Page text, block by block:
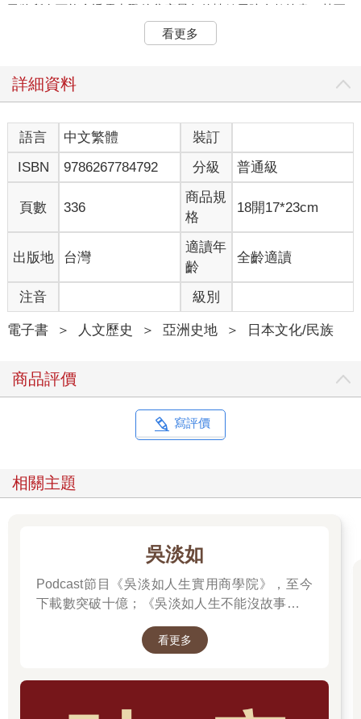
已將所有可能會透露出戰後貧窮景象的蛛絲馬跡全數抹盡，甚至
還將木質垃圾桶改換成具有現代感的塑膠材質。
在當年八月突然湧入大量來電。銀座的商家指出，當地的主要幹
警方派出偵查隊來到銀座，發現一些年輕男子穿著以皺皺的厚布
製成的襯衫，領尖有奇特的鈕釦扣住，西裝外套胸口處還多出多
餘的第三顆鈕釦，衣料上的格紋圖案張揚顯眼，卡其長褲或短褲
比平常緊身，後頭還有奇怪的帶子，配上長長的及膝黑襪，以及
雕花複雜的皮鞋。這些年輕人將頭髮旁分，比例正好是七比三──
這種髮型得用吹風機才做得出來。警方很快就得知，這種風格叫
作「アイビー」（aibii），源自英文的「Ivy」——常春藤。
小報雜誌整個夏天都在批評這些在銀座遊蕩的狂放青年，稱之為
「御幸族」。他們不好好待在家裡讀書，反而成天在商店前閒
晃，跟女生打情罵俏，在銀座的男裝店裡揮霍父親辛苦賺來的
服裝。御幸通這個街名原是為紀念天皇駕臨而取，但媒體此時卻
將它冠上「親不孝通」之名。
媒體之所以譴責御幸族，主因除了認為青少年行為不檢，還認定
點，象徵日本重返國際社會。日本希望外國訪客看到的是他們在
身穿輕佻的釦領襯衫的不堪景象。
銀座商家的不滿更是直接，因為每逢週末都會有近兩千多名青少
年擋在櫥窗前，妨礙商家營業。若是在戰前的專制時期，日本警
察能以任何雞毛蒜皮的理由逮捕這群在銀座遊蕩的年輕人。但在
民主化的新日本，法律上沒有任何可以拘捕御幸族的正當理由。
畢竟，他們也只是站在那裡聊天而已。然而，警方跟商家一樣，
看更多
詳細資料
語言 中文繁體
裝訂
ISBN
9786267784792 分級 普通級
頁數 336
商品規
格
18開17*23cm
出版地 台灣
適讀年
齡
全齡適讀
注音 級別
電子書 ＞ 人文歷史 ＞ 亞洲史地 ＞ 日本文化/民族
商品評價
寫評價
相關主題
吳淡如
Podcast節目《吳淡如人生實用商學院》，至今
下載數突破十億；《吳淡如人生不能沒故事》也
讀歷史中的權力運作與人性選擇，讓看似遙遠的
看更多